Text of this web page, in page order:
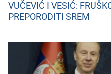
VUČEVIĆ I VESIĆ:
PREPORODITI SREM